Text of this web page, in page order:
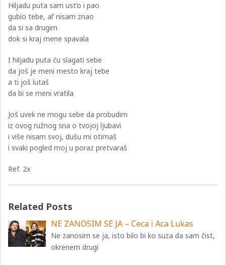
Hiljadu puta sam ust’o i pao
gubio tebe, al’ nisam znao
da si sa drugim
dok si kraj mene spavala
I hiljadu puta ću slagati sebe
da još je meni mesto kraj tebe
a ti još lutaš
da bi se meni vratila
Još uvek ne mogu sebe da probudim
iz ovog ružnog sna o tvojoj ljubavi
i više nisam svoj, dušu mi otimaš
i svaki pogled moj u poraz pretvaraš
Ref. 2x
Related Posts
NE ZANOSIM SE JA – Ceca i Aca Lukas
Ne zanosim se ja, isto bilo bi ko suza da sam čist,
okrenem drugi